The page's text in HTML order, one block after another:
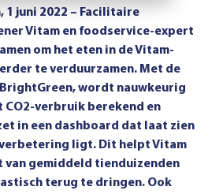
1 juni 2022 – Facilitaire
Vitam en foodservice-expert
om het eten in de Vitam-
te verduurzamen. Met de
wordt nauwkeurig
verbruik berekend en
in een dashboard dat laat zien
ligt. Dit helpt Vitam
van gemiddeld tienduizenden
terug te dringen. Ook